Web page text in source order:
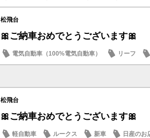
松飛台
🎀ご納車おめでとうございます🎀
電気自動車（100%電気自動車） リーフ
松飛台
🎀ご納車おめでとうございます🎀
軽自動車 ルークス 新車 日産のお